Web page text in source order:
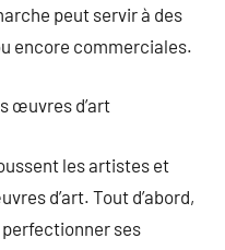
peut servir à des
encore commerciales.
œuvres d’art
les artistes et
d’art. Tout d’abord,
ses